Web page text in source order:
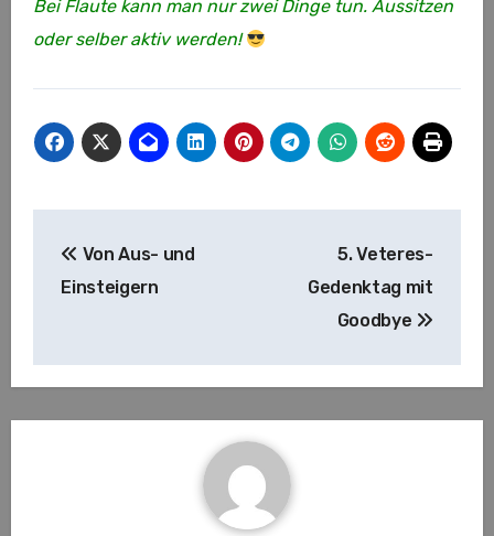
Bei Flaute kann man nur zwei Dinge tun. Aussitzen
oder selber aktiv werden!
Von Aus- und
Einsteigern
5. Veteres-
Gedenktag mit
Goodbye